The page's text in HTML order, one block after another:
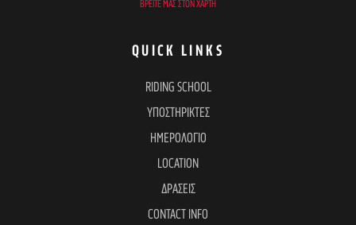
ΒΡΕΊΤΕ ΜΑΣ ΣΤΟΝ ΧΆΡΤΗ
QUICK LINKS
RIDING SCHOOL
ΥΠΟΣΤΗΡΙΚΤΕΣ
ΗΜΕΡΟΛΟΓΙΟ
LOCATION
ΔΡΑΣΕΙΣ
CONTACT INFO